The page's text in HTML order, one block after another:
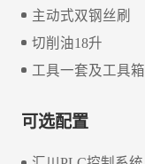
主动式双钢丝刷
切削油18升
工具一套及工具箱
可选配置